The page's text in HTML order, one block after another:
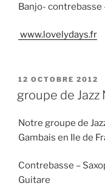
Banjo- contrebasse
www.lovelydays.fr
PUBLIÉ
12 OCTOBRE 2012
groupe de Jazz
Notre groupe de
Gambais en Ile de
Contrebasse –
Guitare